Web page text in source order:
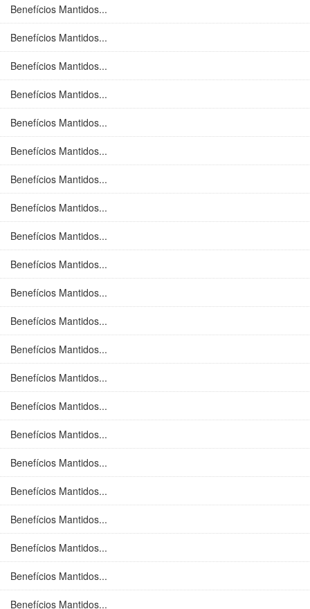
Benefícios Mantidos...
Benefícios Mantidos...
Benefícios Mantidos...
Benefícios Mantidos...
Benefícios Mantidos...
Benefícios Mantidos...
Benefícios Mantidos...
Benefícios Mantidos...
Benefícios Mantidos...
Benefícios Mantidos...
Benefícios Mantidos...
Benefícios Mantidos...
Benefícios Mantidos...
Benefícios Mantidos...
Benefícios Mantidos...
Benefícios Mantidos...
Benefícios Mantidos...
Benefícios Mantidos...
Benefícios Mantidos...
Benefícios Mantidos...
Benefícios Mantidos...
Benefícios Mantidos...